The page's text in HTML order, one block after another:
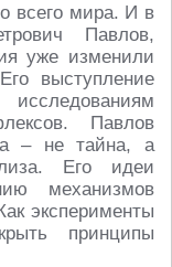
всего мира. И в
Павлов,
уже изменили
выступление
Павлов
– не тайна, а
Его идеи
механизмов
эксперименты
принципы